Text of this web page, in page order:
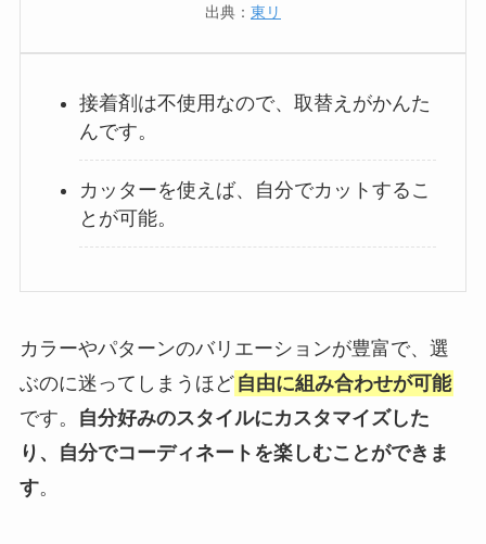
出典： 東リ
接着剤は不使用なので、取替えがかんた
んです。
カッターを使えば、自分でカットするこ
とが可能。
カラーやパターンのバリエーションが豊富で、選
ぶのに迷ってしまうほど 自由に組み合わせが可能
です。
自分好みのスタイルにカスタマイズした
り、自分でコーディネートを楽しむことができま
す。